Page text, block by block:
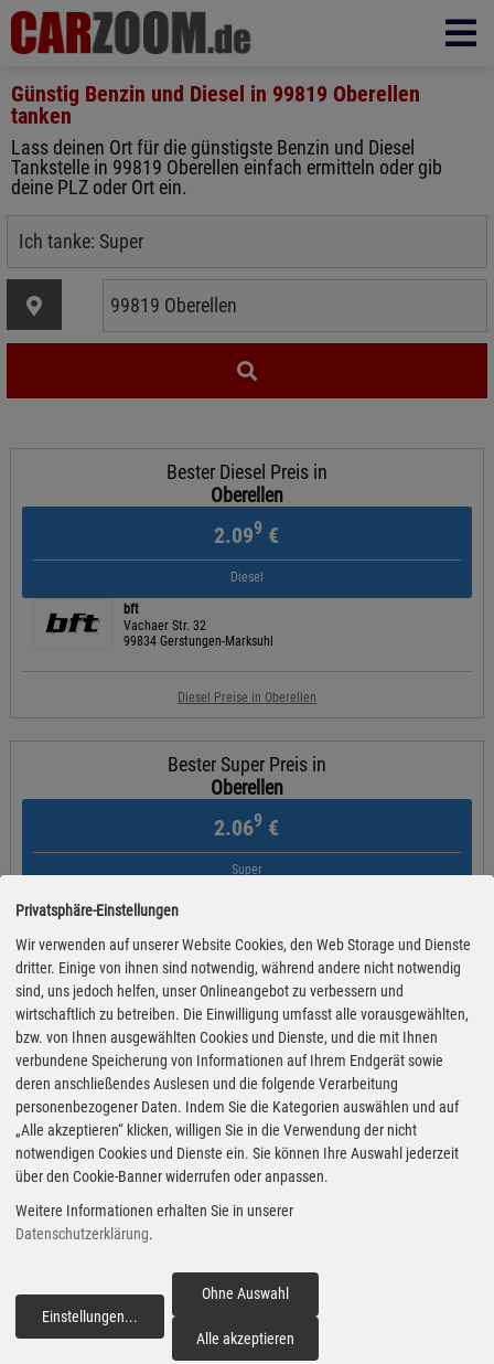
Günstig Benzin und Diesel in 99819 Oberellen
tanken
Lass deinen Ort für die günstigste Benzin und Diesel
Tankstelle in 99819 Oberellen einfach ermitteln oder gib
deine PLZ oder Ort ein.
Bester Diesel Preis in
Oberellen
2.099 €
Diesel
bft
Vachaer Str. 32
99834 Gerstungen-Marksuhl
Diesel Preise in Oberellen
Bester Super Preis in
Oberellen
2.069 €
Super
bft
Vachaer Str. 32
Super Preise in Oberellen
Bester Super E10 Preis in
Oberellen
2.009€
Super E10
Vachaer Str. 32
Preiswerter tanken - finden Sie die günstigsten Benzin und Diesel
Preise in Ihrer Stadt
Privatsphäre-Einstellungen
Wir verwenden auf unserer Website Cookies, den Web Storage und Dienste
dritter. Einige von ihnen sind notwendig, während andere nicht notwendig
sind, uns jedoch helfen, unser Onlineangebot zu verbessern und
wirtschaftlich zu betreiben. Die Einwilligung umfasst alle vorausgewählten,
bzw. von Ihnen ausgewählten Cookies und Dienste, und die mit Ihnen
verbundene Speicherung von Informationen auf Ihrem Endgerät sowie
deren anschließendes Auslesen und die folgende Verarbeitung
personenbezogener Daten. Indem Sie die Kategorien auswählen und auf
„Alle akzeptieren“ klicken, willigen Sie in die Verwendung der nicht
notwendigen Cookies und Dienste ein. Sie können Ihre Auswahl jederzeit
über den Cookie-Banner widerrufen oder anpassen.
Weitere Informationen erhalten Sie in unserer
Datenschutzerklärung.
Einstellungen...
Ohne Auswahl
Alle akzeptieren